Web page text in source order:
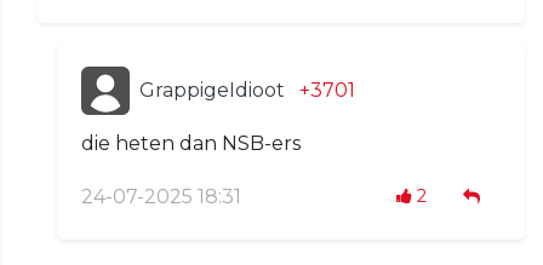
GrappigeIdioot +3701
die heten dan NSB-ers
24-07-2025 18:31 2